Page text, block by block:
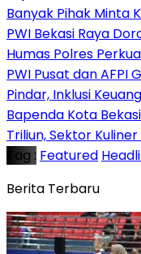
Banyak Pihak Minta
PWI Bekasi Raya
Humas Polres
PWI Pusat dan AFPI
Pindar, Inklusi
Bapenda Kota
Triliun, Sektor
Tag : Featured
Berita Terbaru